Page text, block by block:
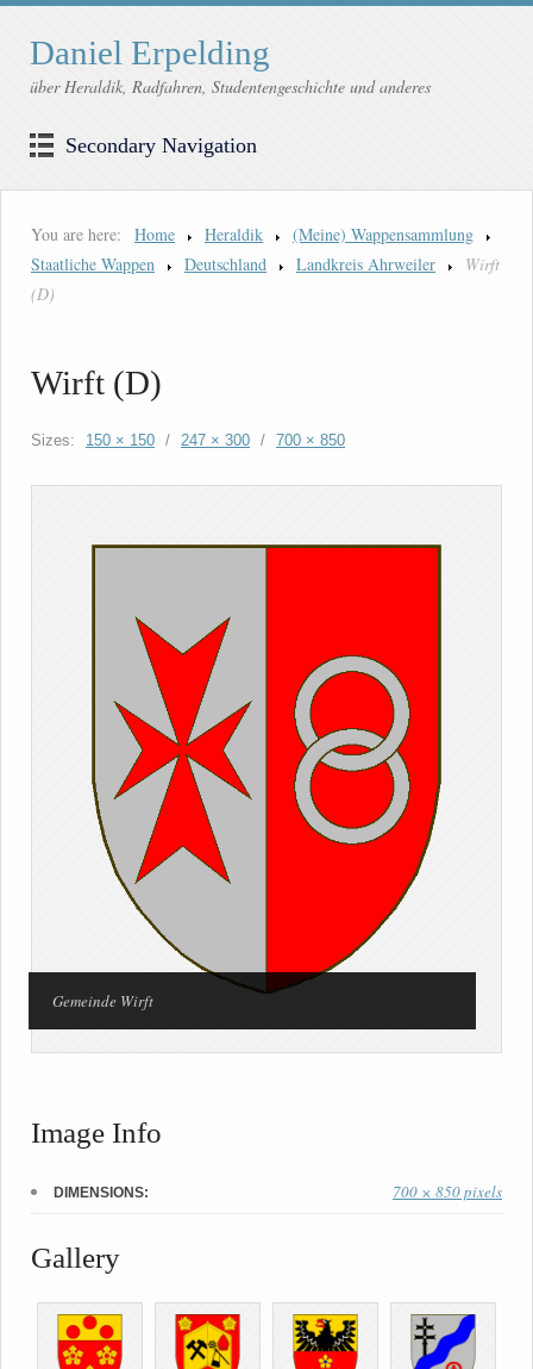
Daniel Erpelding
über Heraldik, Radfahren, Studentengeschichte und anderes
Secondary Navigation
You are here: Home Heraldik
(Meine) Wappensammlung
Staatliche Wappen
Deutschland Landkreis Ahrweiler
Wirft
(D)
Wirft (D)
Sizes: 150 × 150 / 247 × 300 / 700 × 850
Gemeinde Wirft
Image Info
DIMENSIONS: 700 × 850 pixels
Gallery